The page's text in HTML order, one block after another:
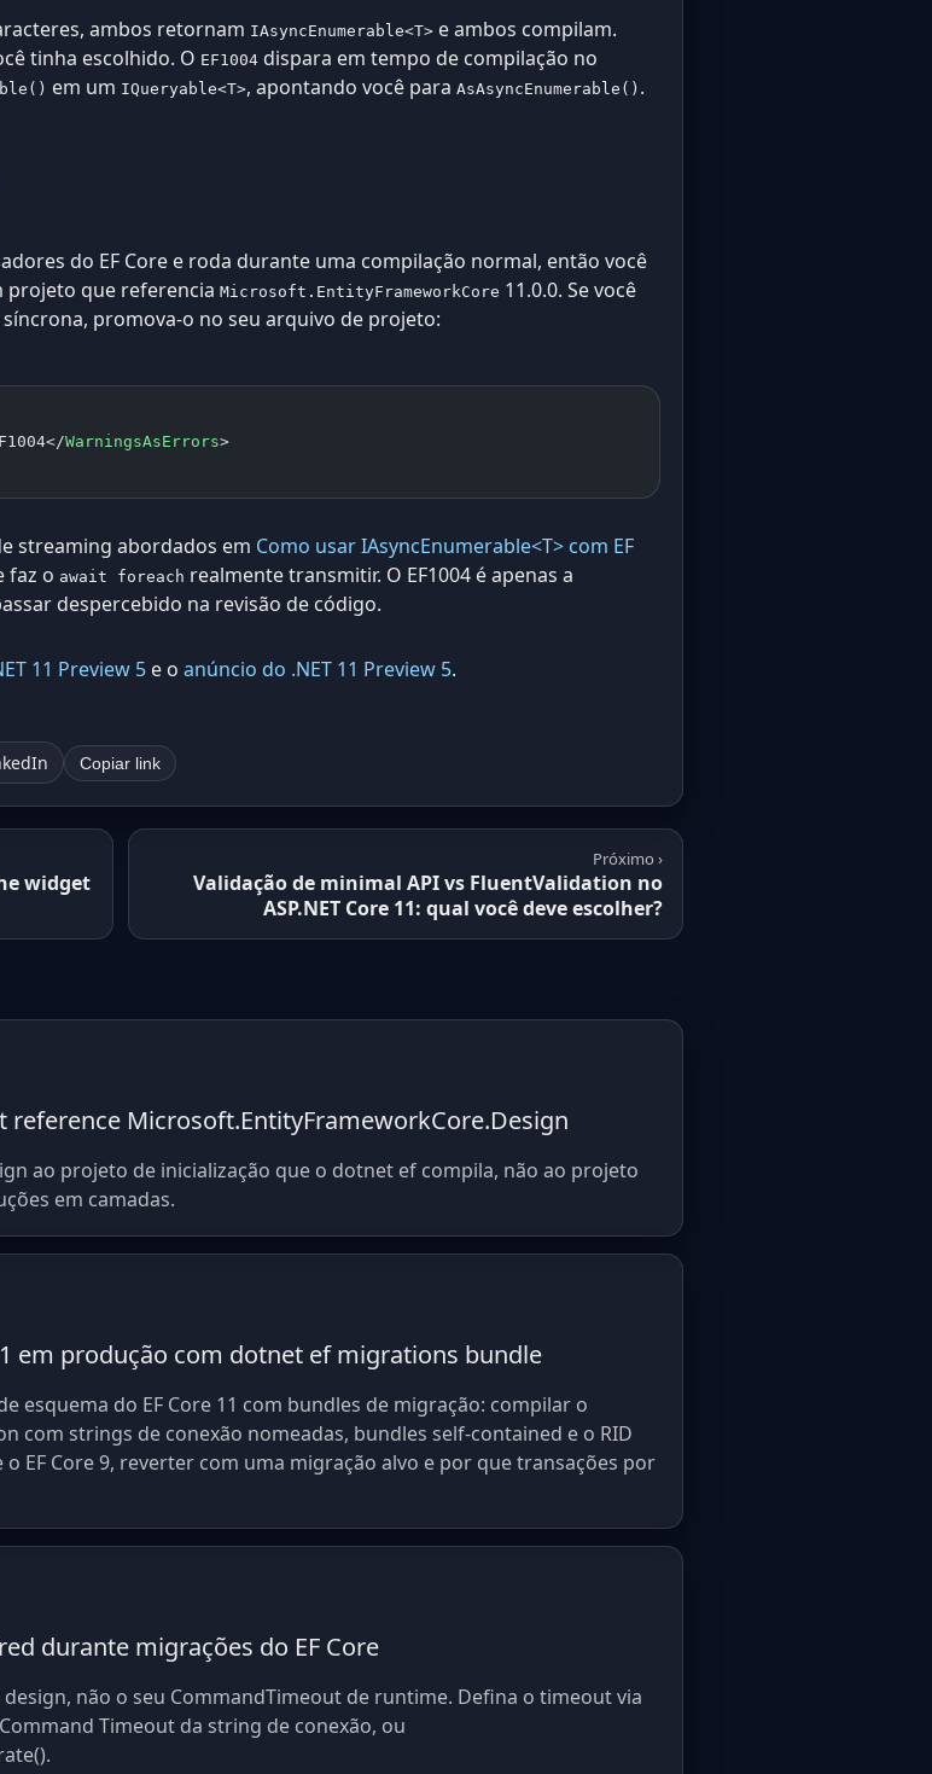
ambos retornam IAsyncEnumerable<T> e ambos compilam.
tinha escolhido. O EF1004 dispara em tempo de compilação no
em um IQueryable<T>, apontando você para AsAsyncEnumerable() .
do EF Core e roda durante uma compilação normal, então você
projeto que referencia Microsoft.EntityFrameworkCore 11.0.0. Se você
promova-o no seu arquivo de projeto:
WarningsAsErrors>
streaming abordados em Como usar IAsyncEnumerable<T> com EF
faz o await foreach realmente transmitir. O EF1004 é apenas a
despercebido na revisão de código.
11 Preview 5 e o anúncio do .NET 11 Preview 5.
Copiar link
widget
Próximo ›
Validação de minimal API vs FluentValidation no
ASP.NET Core 11: qual você deve escolher?
Microsoft.EntityFrameworkCore.Design
ao projeto de inicialização que o dotnet ef compila, não ao projeto
em camadas.
em produção com dotnet ef migrations bundle
esquema do EF Core 11 com bundles de migração: compilar o
com strings de conexão nomeadas, bundles self-contained e o RID
EF Core 9, reverter com uma migração alvo e por que transações por
durante migrações do EF Core
não o seu CommandTimeout de runtime. Defina o timeout via
Timeout da string de conexão, ou